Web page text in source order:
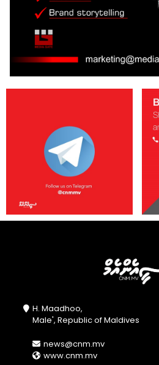
H. Maadhoo,
Male', Republic of Maldives
news@cnm.mv
www.cnm.mv